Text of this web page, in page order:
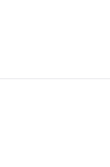
Suite –